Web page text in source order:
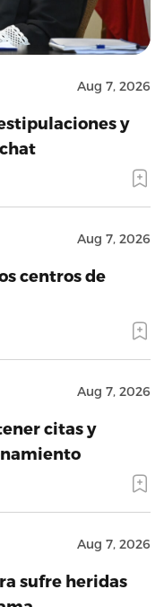
Aug 7, 2026
y
Aug 7, 2026
centros de
Aug 7, 2026
citas y
Aug 7, 2026
sufre heridas